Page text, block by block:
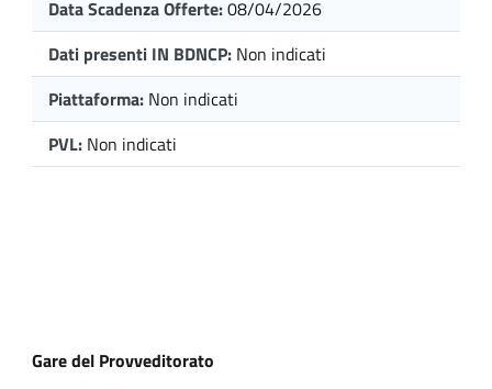
Data Scadenza Offerte:08/04/2026
Dati presenti IN BDNCP: Non indicati
Piattaforma: Non indicati
PVL: Non indicati
Gare del Provveditorato